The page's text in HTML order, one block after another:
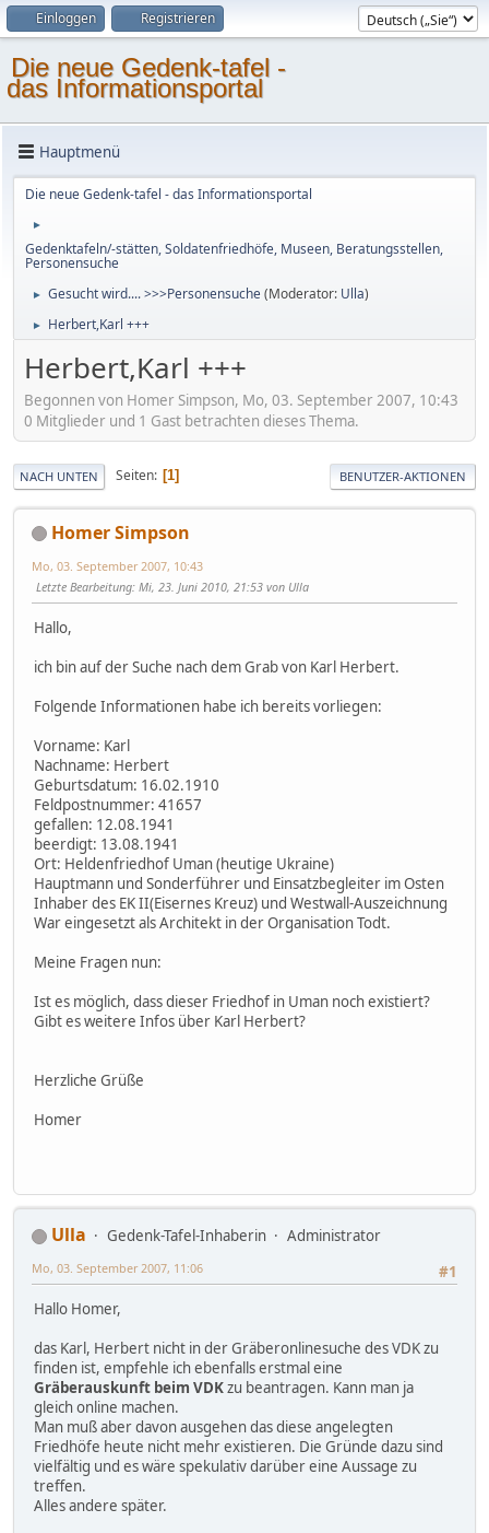
Einloggen Registrieren
Die neue Gedenk-tafel -
das Informationsportal
Hauptmenü
Die neue Gedenk-tafel - das Informationsportal
►
Gedenktafeln/-stätten, Soldatenfriedhöfe, Museen, Beratungsstellen,
Personensuche
► Gesucht wird.... >>>Personensuche(Moderator: Ulla)
► Herbert,Karl +++
Herbert,Karl +++
Begonnen von Homer Simpson, Mo, 03. September 2007, 10:43
0 Mitglieder und 1 Gast betrachten dieses Thema.
NACH UNTEN Seiten 1 BENUTZER-AKTIONEN
Homer Simpson
Mo, 03. September 2007, 10:43
Letzte Bearbeitung: Mi, 23. Juni 2010, 21:53 von Ulla
Hallo,
ich bin auf der Suche nach dem Grab von Karl Herbert.
Folgende Informationen habe ich bereits vorliegen:
Vorname: Karl
Nachname: Herbert
Geburtsdatum: 16.02.1910
Feldpostnummer: 41657
gefallen: 12.08.1941
beerdigt: 13.08.1941
Ort: Heldenfriedhof Uman (heutige Ukraine)
Hauptmann und Sonderführer und Einsatzbegleiter im Osten
Inhaber des EK II(Eisernes Kreuz) und Westwall-Auszeichnung
War eingesetzt als Architekt in der Organisation Todt.
Meine Fragen nun:
Ist es möglich, dass dieser Friedhof in Uman noch existiert?
Gibt es weitere Infos über Karl Herbert?
Herzliche Grüße
Homer
Ulla Gedenk-Tafel-Inhaberin
Administrator
#1
Mo, 03. September 2007, 11:06
Hallo Homer,
das Karl, Herbert nicht in der Gräberonlinesuche des VDK zu
finden ist, empfehle ich ebenfalls erstmal eine
Gräberauskunft beim VDKzu beantragen. Kann man ja
gleich online machen.
Man muß aber davon ausgehen das diese angelegten
Friedhöfe heute nicht mehr existieren. Die Gründe dazu sind
vielfältig und es wäre spekulativ darüber eine Aussage zu
treffen.
Alles andere später.